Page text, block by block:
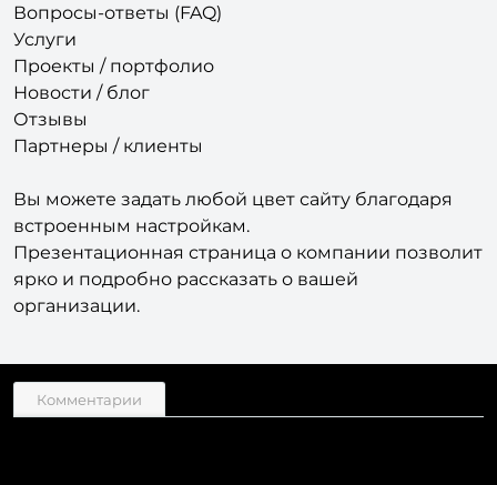
Вопросы-ответы (FAQ)
Услуги
Проекты / портфолио
Новости / блог
Отзывы
Партнеры / клиенты
Вы можете задать любой цвет сайту благодаря
встроенным настройкам.
Презентационная страница о компании позволит
ярко и подробно рассказать о вашей
организации.
Комментарии